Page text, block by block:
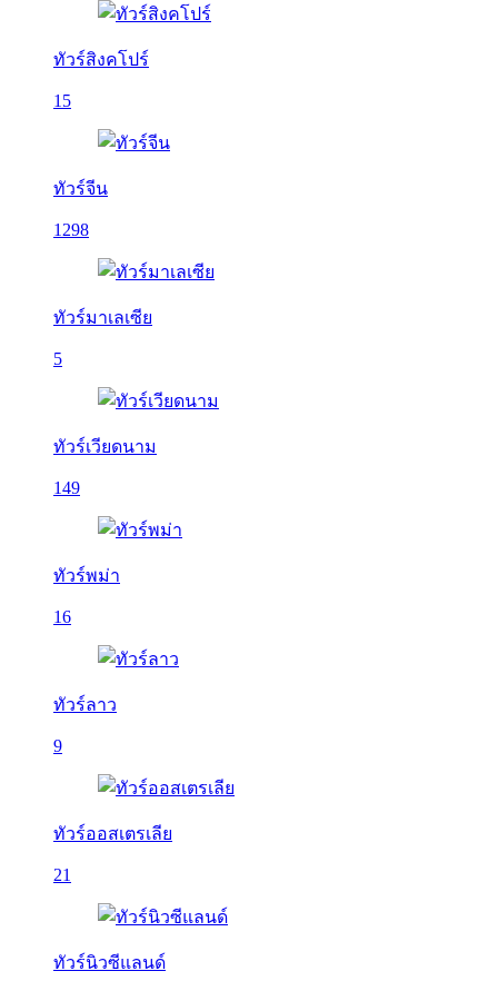
ทัวร์สิงคโปร์
15
ทัวร์จีน
1298
ทัวร์มาเลเซีย
5
ทัวร์เวียดนาม
149
ทัวร์พม่า
16
ทัวร์ลาว
9
ทัวร์ออสเตรเลีย
21
ทัวร์นิวซีแลนด์